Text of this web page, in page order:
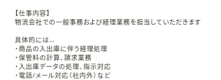
【仕事内容】
物流会社での一般事務および経理業務を担当していただきます
具体的には…
・商品の入出庫に伴う経理処理
・保管料の計算、請求業務
・入出庫データの処理、指示対応
・電話/メール対応（社内外）など